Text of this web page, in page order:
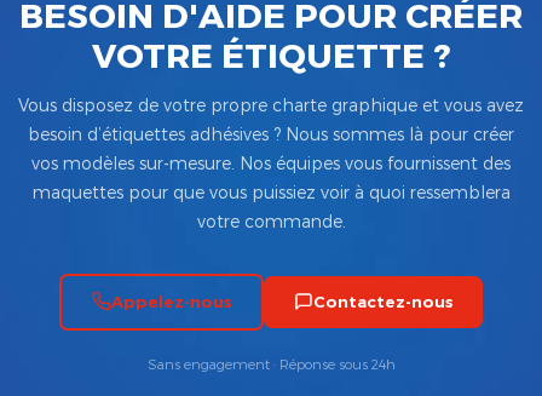
BESOIN D'AIDE POUR CRÉER
VOTRE ÉTIQUETTE ?
Vous disposez de votre propre charte graphique et vous avez
besoin d’étiquettes adhésives ? Nous sommes là pour créer
vos modèles sur-mesure. Nos équipes vous fournissent des
maquettes pour que vous puissiez voir à quoi ressemblera
votre commande.
Appelez-nous Contactez-nous
Sans engagement · Réponse sous 24h